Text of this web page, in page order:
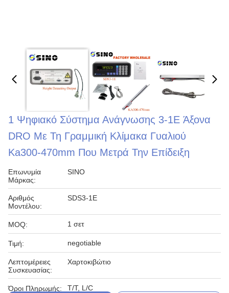
1 Ψηφιακό Σύστημα Ανάγνωσης 3-1E Άξονα
DRO Με Τη Γραμμική Κλίμακα Γυαλιού
Ka300-470mm Που Μετρά Την Επίδειξη
Επωνυμία
Μάρκας:
SINO
Αριθμός
Μοντέλου:
SDS3-1E
MOQ: 1 σετ
Τιμή: negotiable
Λεπτομέρειες
Συσκευασίας:
Χαρτοκιβώτιο
Όροι Πληρωμής:
T/T, L/C